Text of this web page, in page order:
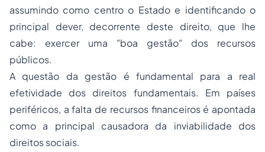
assumindo como centro o Estado e identificando o
principal dever, decorrente deste direito, que lhe
cabe: exercer uma "boa gestão" dos recursos
públicos.
A questão da gestão é fundamental para a real
efetividade dos direitos fundamentais. Em países
periféricos, a falta de recursos financeiros é apontada
como a principal causadora da inviabilidade dos
direitos sociais.